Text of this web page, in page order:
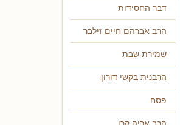
דבר החסידות
הרב אברהם חיים זילבר
שמירת שבת
הרבנית בקשי דורון
פסח